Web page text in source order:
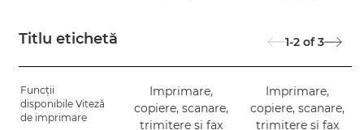
Titlu etichetă 1-2 of 3
Funcţii
disponibile Viteză
de imprimare
Imprimare,
copiere, scanare,
trimitere şi fax
Imprimare,
copiere, scanare,
trimitere şi fax